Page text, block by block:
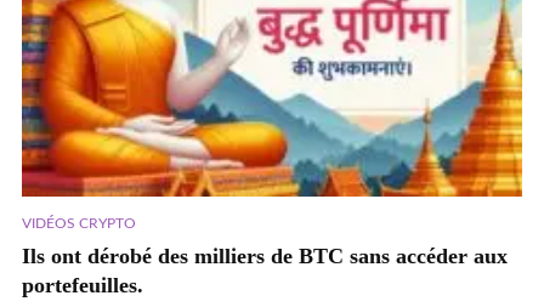
VIDÉOS CRYPTO
Ils ont dérobé des milliers de BTC sans accéder aux
portefeuilles.